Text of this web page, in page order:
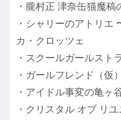
・朧村正 津奈缶猫魔稿
・シャリーのアトリエ
カ・クロッツェ
・スクールガールスト
・ガールフレンド（仮
・アイドル事変の亀ヶ
・クリスタル オブ リ